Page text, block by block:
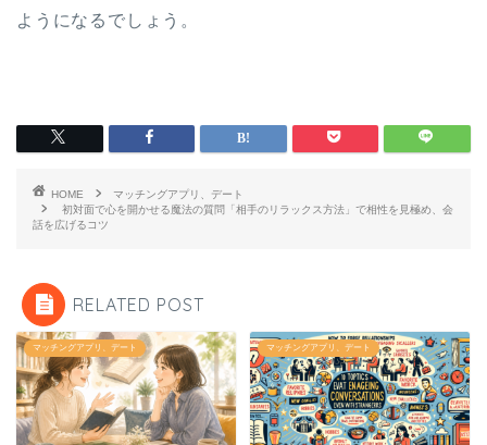
ようになるでしょう。
HOME
マッチングアプリ、デート
初対面で心を開かせる魔法の質問「相手のリラックス方法」で相性を見極め、会
話を広げるコツ
RELATED POST
マッチングアプリ、デート マッチングアプリ、デート